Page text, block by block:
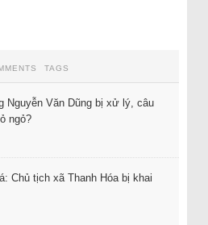
TAGS
Nguyễn Văn Dũng bị xử lý, câu
ngỏ?
Chủ tịch xã Thanh Hóa bị khai